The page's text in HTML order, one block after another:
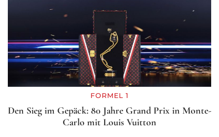
FORMEL 1
Den Sieg im Gepäck: 80 Jahre Grand Prix in Monte-
Carlo mit Louis Vuitton